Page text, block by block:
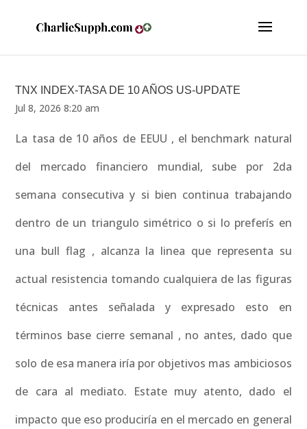
TNX INDEX-TASA DE 10 AÑOS US-UPDATE
Jul 8, 2026 8:20 am
La tasa de 10 años de EEUU , el benchmark natural
del mercado financiero mundial, sube por 2da
semana consecutiva y si bien continua trabajando
dentro de un triangulo simétrico o si lo preferís en
una bull flag , alcanza la linea que representa su
actual resistencia tomando cualquiera de las figuras
técnicas antes señalada y expresado esto en
términos base cierre semanal , no antes, dado que
solo de esa manera iría por objetivos mas ambiciosos
de cara al mediato. Estate muy atento, dado el
impacto que eso produciría en el mercado en general